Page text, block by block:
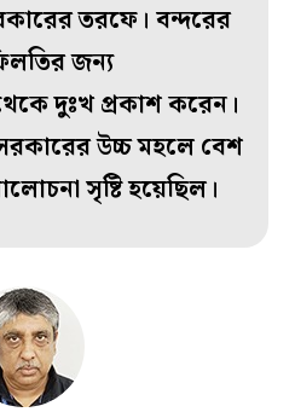
তরফে। বন্দরের
জন্য
দুঃখ প্রকাশ করেন।
উচ্চ মহলে বেশ
সৃষ্টি হয়েছিল।